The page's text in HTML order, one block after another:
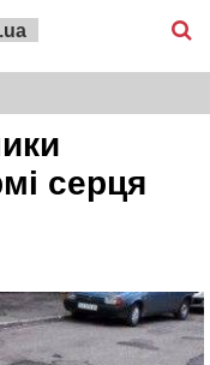
серця